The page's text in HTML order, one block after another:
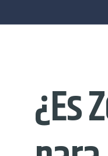
¿Es